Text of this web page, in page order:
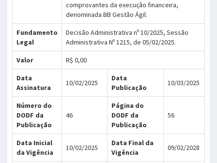
comprovantes da execução financeira,
denominada BB Gestão Ágil.
Fundamento
Legal
Decisão Administrativa nº 10/2025, Sessão
Administrativa Nº 1215, de 05/02/2025.
Valor R$ 0,00
Data
Assinatura
10/02/2025
Data
Publicação
10/03/2025
Número do
DODF da
Publicação
46
Página do
DODF da
Publicação
56
Data Inicial
da Vigência
10/02/2025
Data Final da
Vigência
09/02/2028